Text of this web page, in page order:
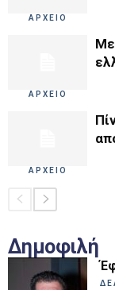
ΑΡΧΕΙΟ
ΑΡΧΕΙΟ
Με
ΑΡΧΕΙΟ
Δημοφιλή